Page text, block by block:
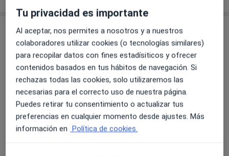
Servicios y precios
Primera visita Traumatología y Cirugía Ortopédica
Desde 0 € Detalles
Visitas sucesivas Traumatología y Cirugía Ortopédica
Desde 0 € Detalles
Infiltraciones de ácido hialurónico
Tu privacidad es importante
Al aceptar, nos permites a nosotros y a nuestros
colaboradores utilizar cookies (o tecnologías similares)
para recopilar datos con fines estadísiticos y ofrecer
contenidos basados en tus hábitos de navegación. Si
rechazas todas las cookies, solo utilizaremos las
necesarias para el correcto uso de nuestra página.
Puedes retirar tu consentimiento o actualizar tus
preferencias en cualquier momento desde ajustes. Más
información en Política de cookies.